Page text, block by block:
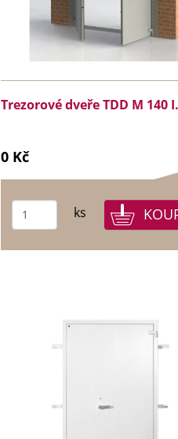
Trezorové dveře TDD M 140
0 Kč
ks